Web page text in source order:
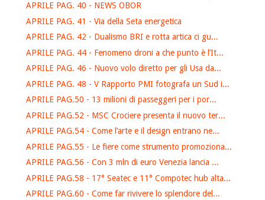
APRILE PAG. 40 - NEWS OBOR
APRILE PAG. 41 - Via della Seta energetica
APRILE PAG. 42 - Dualismo BRI e rotta artica ci gu...
APRILE PAG. 44 - Fenomeno droni a che punto è l’It...
APRILE PAG. 46 - Nuovo volo diretto per gli Usa da...
APRILE PAG. 48 - V Rapporto PMI fotografa un Sud i...
APRILE PAG.50 - 13 milioni di passeggeri per i por...
APRILE PAG.52 - MSC Crociere presenta il nuovo ter...
APRILE PAG.54 - Come l’arte e il design entrano ne...
APRILE PAG.55 - Le fiere come strumento promoziona...
APRILE PAG.56 - Con 3 mln di euro Venezia lancia ...
APRILE PAG.58 - 17° Seatec e 11° Compotec hub alta...
APRILE PAG.60 - Come far rivivere lo splendore del...